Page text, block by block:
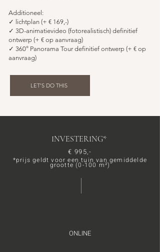
Additioneel:
✓ lichtplan (+ € 169,-)
✓ 3D-animatievideo (fotorealistisch) definitief
ontwerp (+ € op aanvraag)
✓ 360° Panorama Tour definitief ontwerp (+ € op
aanvraag)
LET'S DO THIS
INVESTERING*
€ 995,-
*prijs geldt voor een tuin van gemiddelde
grootte (0-100 m²)
ONLINE